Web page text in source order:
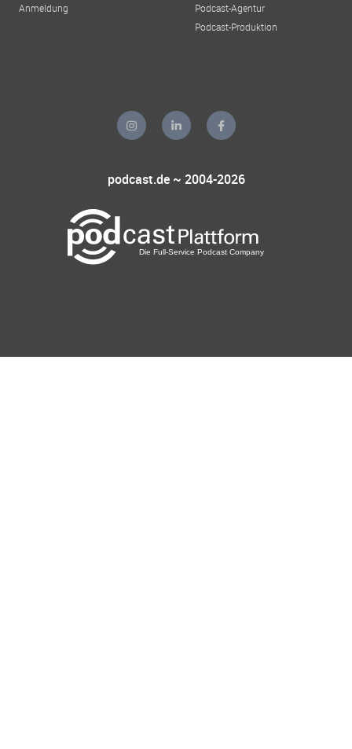
Anmeldung
Podcast-Agentur
Podcast-Produktion
podcast.de ~ 2004-2026